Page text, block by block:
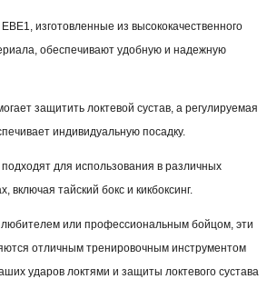
изготовленные из высококачественного
обеспечивают удобную и надежную
защитить локтевой сустав, а регулируемая
индивидуальную посадку.
для использования в различных
включая тайский бокс и кикбоксинг.
или профессиональным бойцом, эти
отличным тренировочным инструментом
ударов локтями и защиты локтевого сустава